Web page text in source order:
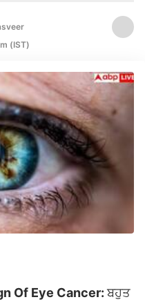
(IST)
Of Eye Cancer: ਬਹੁਤ